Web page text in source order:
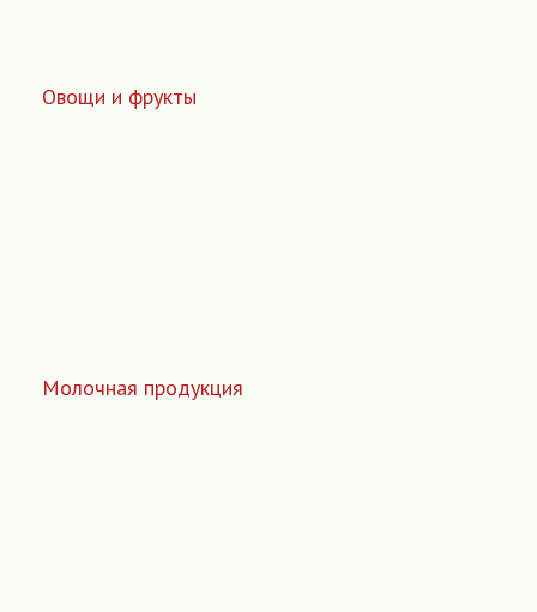
Овощи и фрукты
Молочная продукция